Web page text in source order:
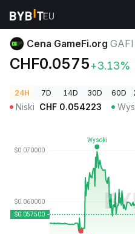
Ceny kryptowalut Cena
Cena GameFi.org GAFI
CHF0.0575+3.13%
24H 7D 14D 30D 60D
Niski CHF 0.054223